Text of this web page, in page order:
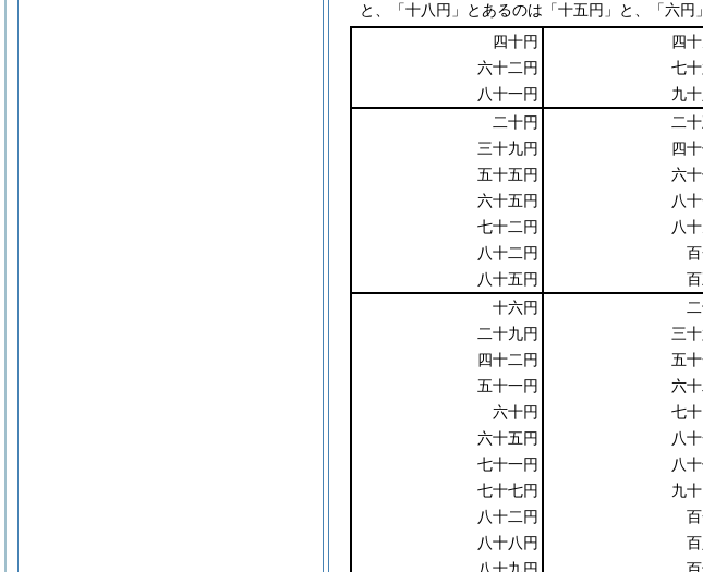
と、「十八円」とあるのは「十五円」と、「六
四十円
四
六十二円
七
八十一円
九
二十円
二
三十九円
四
五十五円
六
六十五円
八
七十二円
八
八十二円
八十五円
十六円
二十九円
三
四十二円
五
五十一円
六
六十円
七
六十五円
八
七十一円
八
七十七円
九
八十二円
八十八円